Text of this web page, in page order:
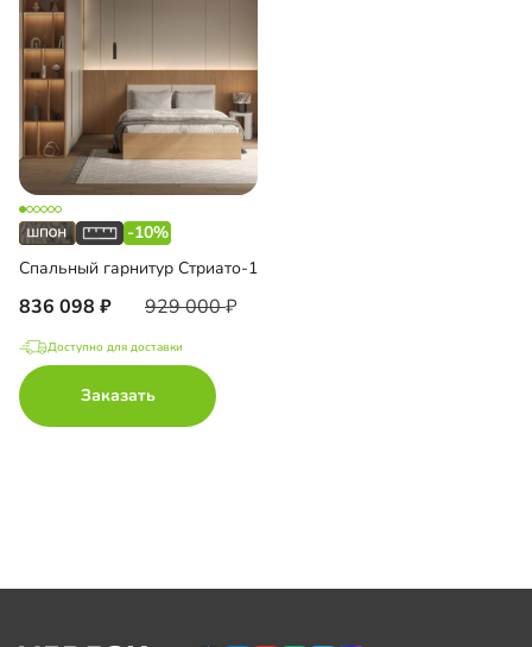
-10%
Спальный гарнитур Стриато-1
836 098 929 000
Доступно для доставки
Заказать